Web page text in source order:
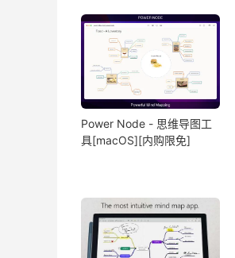
Power Node - 思维导图工
具[macOS][内购限免]